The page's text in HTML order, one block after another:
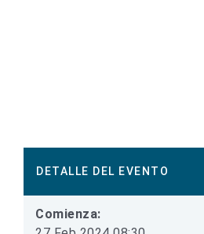
DETALLE DEL EVENTO
Comienza: